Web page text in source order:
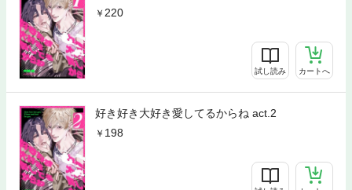
220
試し読み カートへ
好き好き大好き愛してるからね act.2
198